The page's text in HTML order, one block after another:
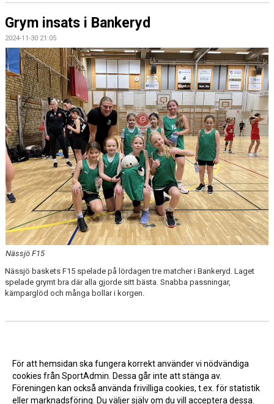
Grym insats i Bankeryd
2024-11-30 21:05
Nässjö F15
Nässjö baskets F15 spelade på lördagen tre matcher i Bankeryd. Laget
spelade grymt bra där alla gjorde sitt bästa. Snabba passningar,
kämparglöd och många bollar i korgen.
För att hemsidan ska fungera korrekt använder vi nödvändiga
cookies från SportAdmin. Dessa går inte att stänga av.
Föreningen kan också använda frivilliga cookies, t.ex. för statistik
eller marknadsföring. Du väljer själv om du vill acceptera dessa.